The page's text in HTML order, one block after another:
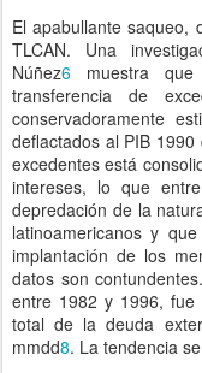
El apabullante saqueo,
TLCAN. Una
Núñez6 muestra
transferencia de
conservadoramente
deflactados al PIB 1990
excedentes está
intereses, lo que
depredación de la
latinoamericanos y
implantación de los
datos son
entre 1982 y 1996,
total de la deuda
mmdd8. La tendencia